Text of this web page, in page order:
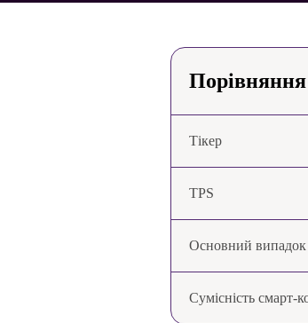
Порівняння
Тікер
TPS
Основний випадок
Сумісність смарт-